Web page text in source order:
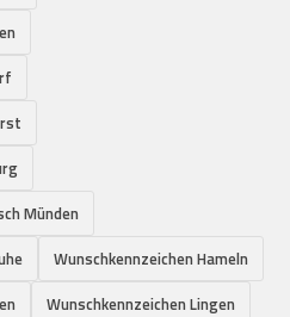
Münden
Wunschkennzeichen Hameln
Wunschkennzeichen Lingen